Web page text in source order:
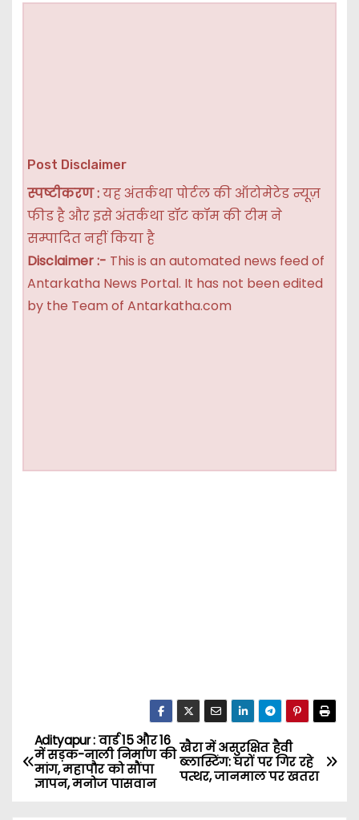
Post Disclaimer
स्पष्टीकरण :यह अंतर्कथा पोर्टल की ऑटोमेटेड न्यूज़
फीड है और इसे अंतर्कथा डॉट कॉम की टीम ने
सम्पादित नहीं किया है
Disclaimer :- This is an automated news feed of
Antarkatha News Portal. It has not been edited
by the Team of Antarkatha.com
P
o
खैरा में असुरक्षित हैवी
ब्लास्टिंग: घरों पर गिर रहे
पत्थर, जानमाल पर खतरा
Adityapur : वार्ड 15 और 16
में सड़क-नाली निर्माण की
मांग, महापौर को सौंपा
ज्ञापन, मनोज पासवान